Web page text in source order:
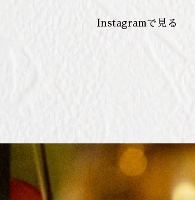
Instagramで見る